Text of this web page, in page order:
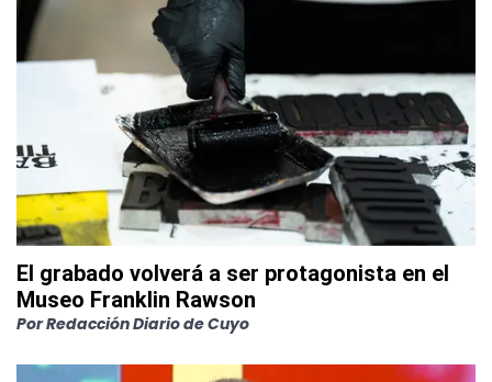
El grabado volverá a ser protagonista en el
Museo Franklin Rawson
PorRedacción Diario de Cuyo